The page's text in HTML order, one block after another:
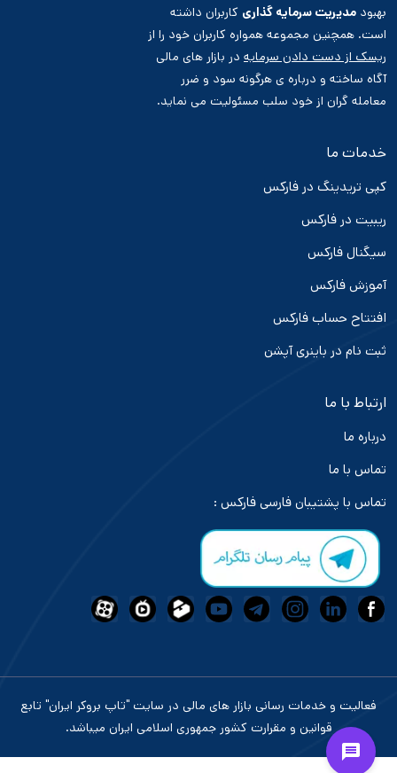
بهبود مدیریت سرمایه گذاری کاربران داشته
است. همچنین مجموعه همواره کاربران خود را از
ریسک از دست دادن سرمایه در بازار های مالی
آگاه ساخته و درباره ی هرگونه سود و ضرر
معامله گران از خود سلب مسئولیت می نماید.
خدمات ما
کپی تریدینگ در فارکس
ریبیت در فارکس
سیگنال فارکس
آموزش فارکس
افتتاح حساب فارکس
ثبت نام در باینری آپشن
ارتباط با ما
درباره ما
تماس با ما
تماس با پشتیبان فارسی فارکس :
فعالیت و خدمات رسانی بازار های مالی در سایت "تاپ بروکر ایران" تابع
قوانین و مقرارت کشور جمهوری اسلامی ایران میباشد.